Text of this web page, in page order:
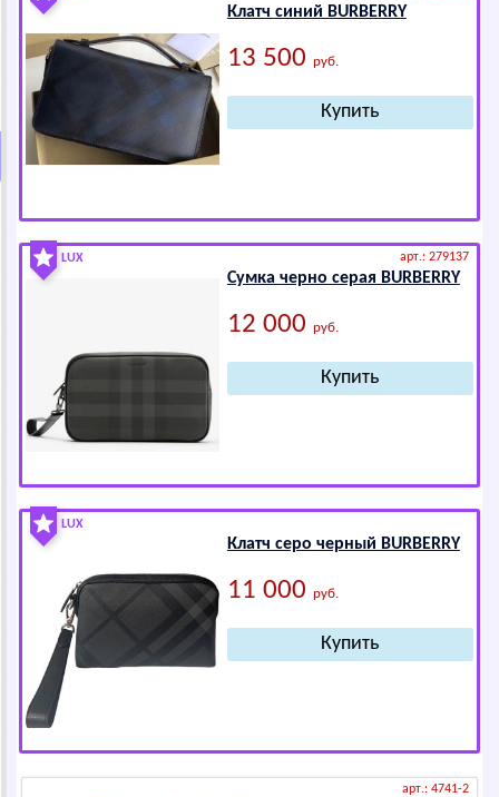
Клатч синий ВURВЕRRY
13 500 руб.
LUX арт.: 279137
Сумка черно серая ВURВЕRRY
12 000 руб.
LUX
Клатч серо черный ВURВЕRRY
11 000 руб.
арт.: 4741-2